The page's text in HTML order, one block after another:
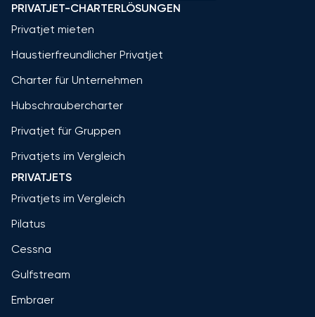
PRIVATJET-CHARTERLÖSUNGEN
Privatjet mieten
Haustierfreundlicher Privatjet
Charter für Unternehmen
Hubschraubercharter
Privatjet für Gruppen
Privatjets im Vergleich
PRIVATJETS
Privatjets im Vergleich
Pilatus
Cessna
Gulfstream
Embraer